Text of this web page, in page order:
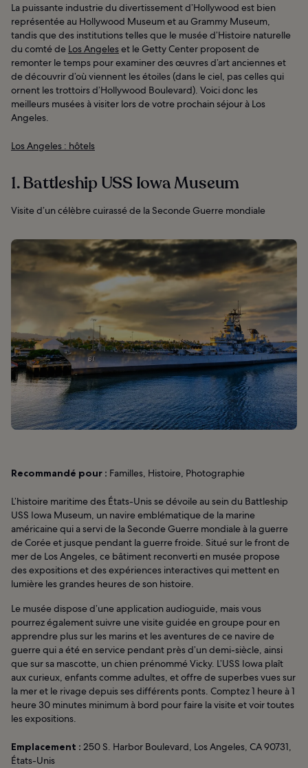
La puissante industrie du divertissement d’Hollywood est bien
représentée au Hollywood Museum et au Grammy Museum,
tandis que des institutions telles que le musée d’Histoire naturelle
du comté de Los Angeleset le Getty Center proposent de
remonter le temps pour examiner des œuvres d’art anciennes et
de découvrir d’où viennent les étoiles (dans le ciel, pas celles qui
ornent les trottoirs d’Hollywood Boulevard). Voici donc les
meilleurs musées à visiter lors de votre prochain séjour à Los
Angeles.
Los Angeles : hôtels
1. Battleship USS Iowa Museum
Visite d’un célèbre cuirassé de la Seconde Guerre mondiale
Recommandé pour : Familles, Histoire, Photographie
L’histoire maritime des États-Unis se dévoile au sein du Battleship
USS Iowa Museum, un navire emblématique de la marine
américaine qui a servi de la Seconde Guerre mondiale à la guerre
de Corée et jusque pendant la guerre froide. Situé sur le front de
mer de Los Angeles, ce bâtiment reconverti en musée propose
des expositions et des expériences interactives qui mettent en
lumière les grandes heures de son histoire.
Le musée dispose d’une application audioguide, mais vous
pourrez également suivre une visite guidée en groupe pour en
apprendre plus sur les marins et les aventures de ce navire de
guerre qui a été en service pendant près d’un demi-siècle, ainsi
que sur sa mascotte, un chien prénommé Vicky. L’USS Iowa plaît
aux curieux, enfants comme adultes, et offre de superbes vues sur
la mer et le rivage depuis ses différents ponts. Comptez 1 heure à 1
heure 30 minutes minimum à bord pour faire la visite et voir toutes
les expositions.
Emplacement : 250 S. Harbor Boulevard, Los Angeles, CA 90731,
États-Unis